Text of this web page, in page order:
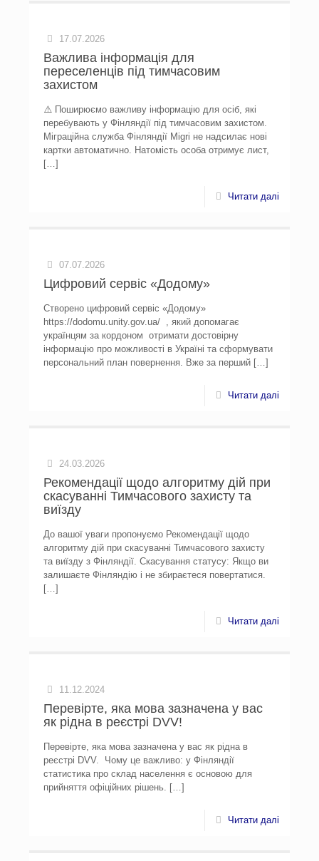
17.07.2026
Важлива інформація для
переселенців під тимчасовим
захистом
⚠️ Поширюємо важливу інформацію для осіб, які
перебувають у Фінляндії під тимчасовим захистом.
Міграційна служба Фінляндії Migri не надсилає нові
картки автоматично. Натомість особа отримує лист,
[…]
Читати далі
07.07.2026
Цифровий сервіс «Додому»
Створено цифровий сервіс «Додому»
https://dodomu.unity.gov.ua/ , який допомагає
українцям за кордоном отримати достовірну
інформацію про можливості в Україні та сформувати
персональний план повернення. Вже за перший […]
Читати далі
24.03.2026
Рекомендації щодо алгоритму дій при
скасуванні Тимчасового захисту та
виїзду
До вашої уваги пропонуємо Рекомендації щодо
алгоритму дій при скасуванні Тимчасового захисту
та виїзду з Фінляндії. Скасування статусу: Якщо ви
залишаєте Фінляндію і не збираєтеся повертатися.
[…]
Читати далі
11.12.2024
Перевірте, яка мова зазначена у вас
як рідна в реєстрі DVV!
Перевірте, яка мова зазначена у вас як рідна в
реєстрі DVV. Чому це важливо: у Фінляндії
статистика про склад населення є основою для
прийняття офіційних рішень. […]
Читати далі